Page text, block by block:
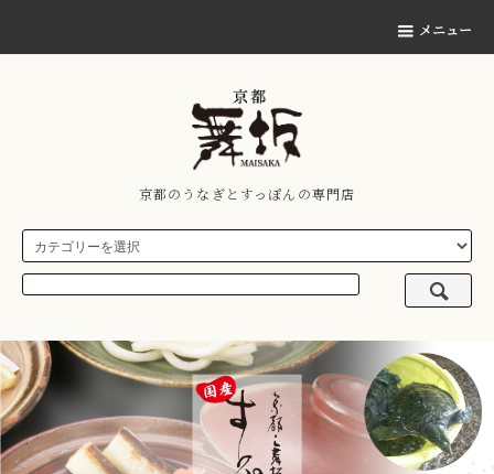
メニュー
京都のうなぎとすっぽんの専門店